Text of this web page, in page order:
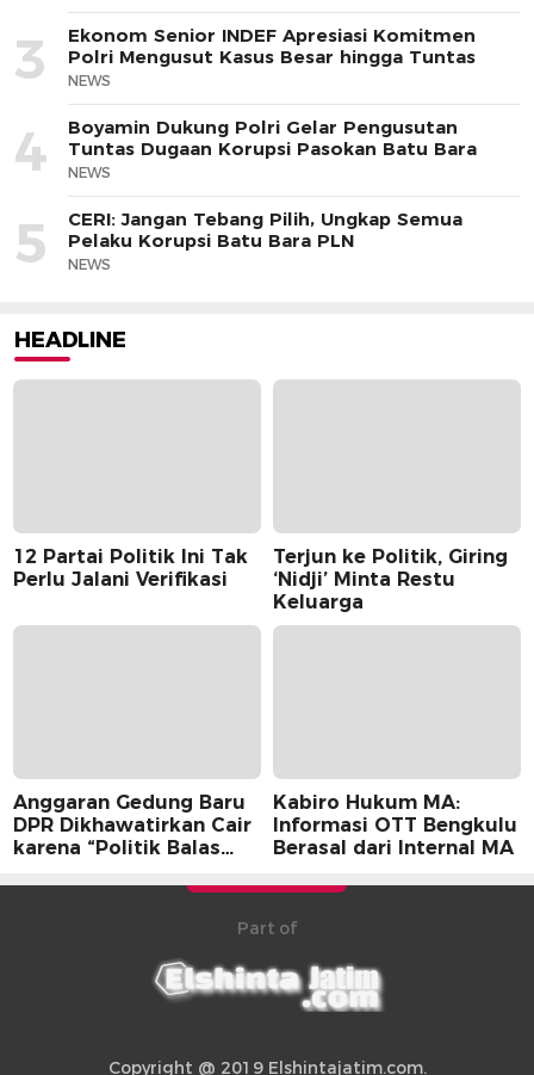
3
Ekonom Senior INDEF Apresiasi Komitmen
Polri Mengusut Kasus Besar hingga Tuntas
NEWS
4
Boyamin Dukung Polri Gelar Pengusutan
Tuntas Dugaan Korupsi Pasokan Batu Bara
NEWS
5
CERI: Jangan Tebang Pilih, Ungkap Semua
Pelaku Korupsi Batu Bara PLN
NEWS
HEADLINE
12 Partai Politik Ini Tak
Perlu Jalani Verifikasi
Terjun ke Politik, Giring
‘Nidji’ Minta Restu
Keluarga
Anggaran Gedung Baru
DPR Dikhawatirkan Cair
karena “Politik Balas
Kabiro Hukum MA:
Informasi OTT Bengkulu
Berasal dari Internal MA
Part of
Copyright @ 2019 Elshintajatim.com.